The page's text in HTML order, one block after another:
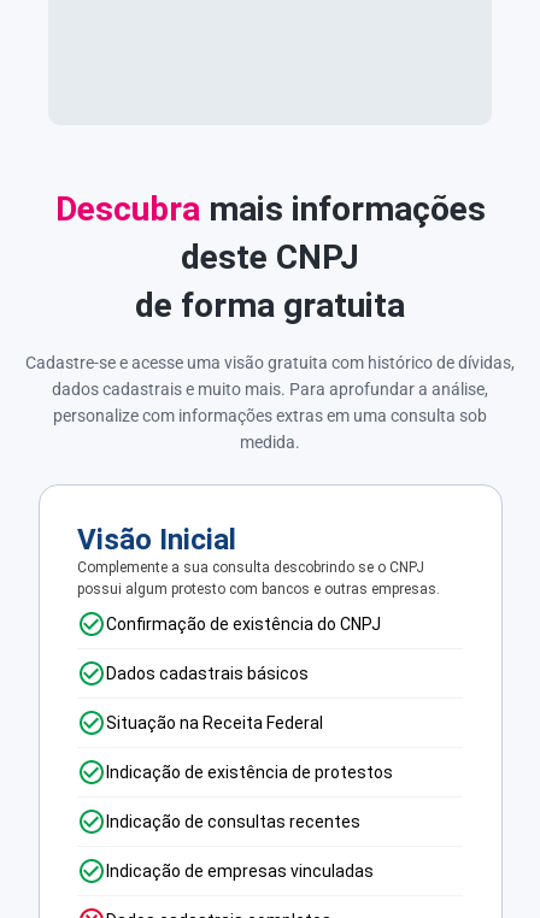
Descubra mais informações
deste CNPJ
de forma gratuita
Cadastre-se e acesse uma visão gratuita com histórico de dívidas,
dados cadastrais e muito mais. Para aprofundar a análise,
personalize com informações extras em uma consulta sob
medida.
Visão Inicial
Complemente a sua consulta descobrindo se o CNPJ
possui algum protesto com bancos e outras empresas.
Confirmação de existência do CNPJ
Dados cadastrais básicos
Situação na Receita Federal
Indicação de existência de protestos
Indicação de consultas recentes
Indicação de empresas vinculadas